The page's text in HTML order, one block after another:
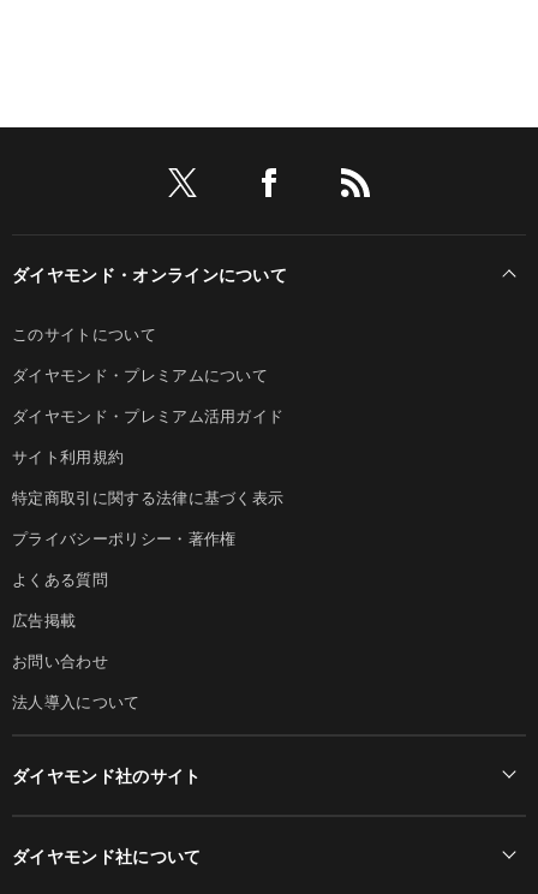
ダイヤモンド・オンラインについて
このサイトについて
ダイヤモンド・プレミアムについて
ダイヤモンド・プレミアム活用ガイド
サイト利用規約
特定商取引に関する法律に基づく表示
プライバシーポリシー・著作権
よくある質問
広告掲載
お問い合わせ
法人導入について
ダイヤモンド社のサイト
ダイヤモンド社について